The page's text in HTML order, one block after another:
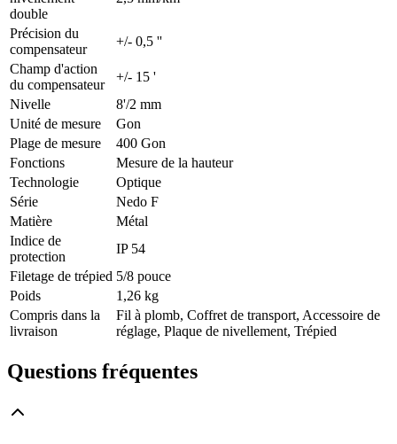
double
Précision du
compensateur
+/- 0,5 ''
Champ d'action
du compensateur
+/- 15 '
Nivelle
8'/2 mm
Unité de mesure
Gon
Plage de mesure
400 Gon
Fonctions
Mesure de la hauteur
Technologie
Optique
Série
Nedo F
Matière
Métal
Indice de
protection
IP 54
Filetage de trépied 5/8 pouce
Poids
1,26 kg
Compris dans la
livraison
Fil à plomb, Coffret de transport, Accessoire de
réglage, Plaque de nivellement, Trépied
Questions fréquentes